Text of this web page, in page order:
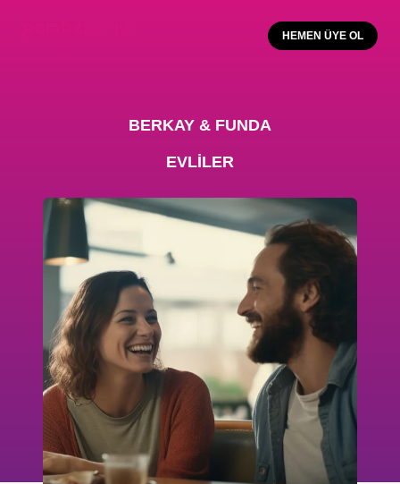
HEMEN ÜYE OL
BERKAY & FUNDA
EVLİLER